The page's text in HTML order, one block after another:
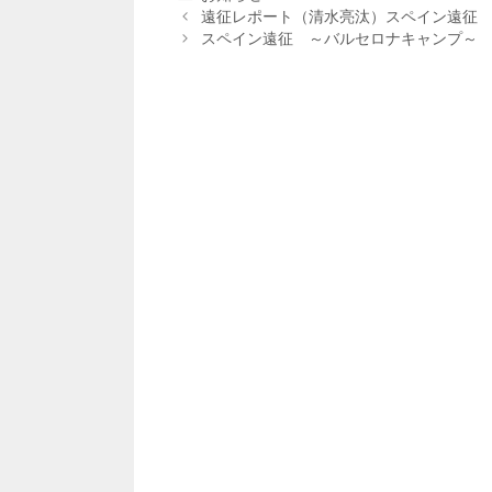
テ
ゴ
遠征レポート（清水亮汰）スペイン遠征
スペイン遠征 ～バルセロナキャンプ～​